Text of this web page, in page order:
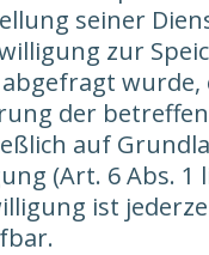
seiner
zur
abgefragt
der
auf
(Art. 6 Abs. 1
ist